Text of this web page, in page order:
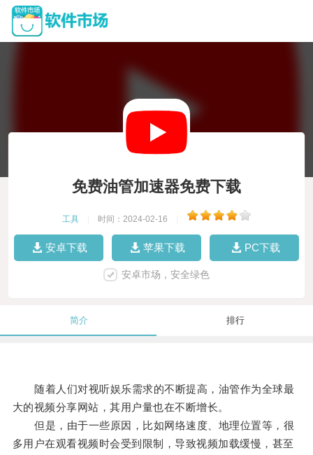
免费油管加速器免费下载
工具 时间：2024-02-16
安卓下载 苹果下载 PC下载
安卓市场，安全绿色
简介 排行
随着人们对视听娱乐需求的不断提高，油管作为全球最
大的视频分享网站，其用户量也在不断增长。
但是，由于一些原因，比如网络速度、地理位置等，很
多用户在观看视频时会受到限制，导致视频加载缓慢，甚至